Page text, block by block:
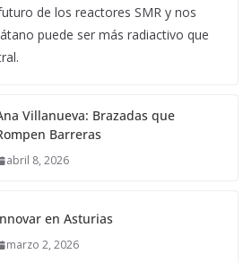
de los reactores SMR y nos
puede ser más radiactivo que
Villanueva: Brazadas que
Barreras
abril 8, 2026
en Asturias
marzo 2, 2026